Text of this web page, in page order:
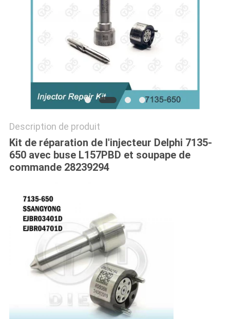
Description de produit
Kit de réparation de l'injecteur Delphi 7135-
650 avec buse L157PBD et soupape de
commande 28239294